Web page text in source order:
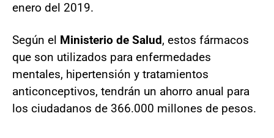
enero del 2019.
Según el Ministerio de Salud, estos fármacos
que son utilizados para enfermedades
mentales, hipertensión y tratamientos
anticonceptivos, tendrán un ahorro anual para
los ciudadanos de 366.000 millones de pesos.